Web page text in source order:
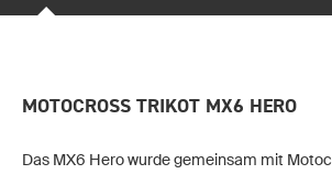
MOTOCROSS TRIKOT MX6 HERO
Das MX6 Hero wurde gemeinsam mit